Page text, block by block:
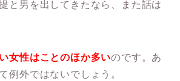
と男を出してきたなら、また話は
女性はことのほか多いのです。あ
例外ではないでしょう。